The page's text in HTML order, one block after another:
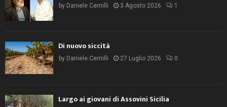
by Daniele Cernilli 3 Agosto 2026 1
Di nuovo siccità
by Daniele Cernilli 27 Luglio 2026 0
Largo ai giovani di Assovini Sicilia